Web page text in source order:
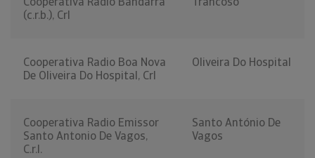
(c.r.b.), Crl
Cooperativa Radio Boa Nova
De Oliveira Do Hospital, Crl
Oliveira Do Hospital
Cooperativa Radio Emissor
Santo Antonio De Vagos,
C.r.l.
Santo António De
Vagos